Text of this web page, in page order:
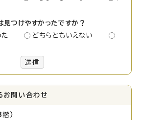
見つけやすかったですか？
た
どちらともいえない
送信
お問い合わせ
）